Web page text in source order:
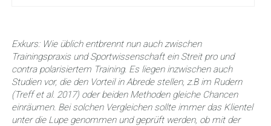
Exkurs: Wie üblich entbrennt nun auch zwischen
Trainingspraxis und Sportwissenschaft ein Streit pro und
contra polarisiertem Training. Es liegen inzwischen auch
Studien vor, die den Vorteil in Abrede stellen, z.B im Rudern
(Treff et al. 2017) oder beiden Methoden gleiche Chancen
einräumen. Bei solchen Vergleichen sollte immer das Klientel
unter die Lupe genommen und geprüft werden, ob mit der